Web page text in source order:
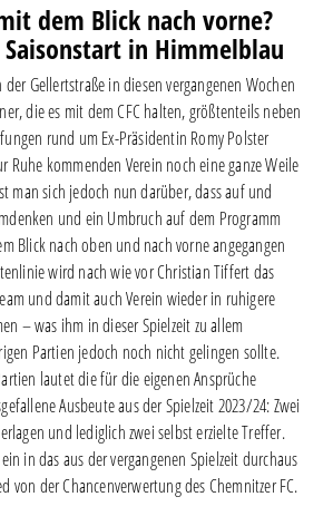
dem Blick nach vorne?
in Himmelblau
Gellertstraße in diesen vergangenen Wochen
die es mit dem CFC halten, größtenteils neben
rund um Ex-Präsidentin Romy Polster
Ruhe kommenden Verein noch eine ganze Weile
man sich jedoch nun darüber, dass auf und
und ein Umbruch auf dem Programm
Blick nach oben und nach vorne angegangen
wird nach wie vor Christian Tiffert das
und damit auch Verein wieder in ruhigere
– was ihm in dieser Spielzeit zu allem
Partien jedoch noch nicht gelingen sollte.
lautet die für die eigenen Ansprüche
Ausbeute aus der Spielzeit 2023/24: Zwei
und lediglich zwei selbst erzielte Treffer.
in das aus der vergangenen Spielzeit durchaus
von der Chancenverwertung des Chemnitzer FC.